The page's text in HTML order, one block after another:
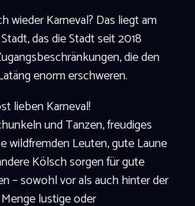
wieder Karneval? Das liegt am
das die Stadt seit 2018
die den
enorm erschweren.
lieben Karneval!
und Tanzen, freudiges
wildfremden Leuten, gute Laune
Kölsch sorgen für gute
– sowohl vor als auch hinter der
lustige oder